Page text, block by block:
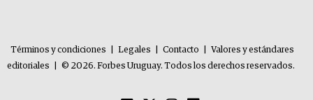
Términos y condiciones Legales Contacto
Valores y estándares
editoriales
© 2026. Forbes Uruguay. Todos los derechos reservados.